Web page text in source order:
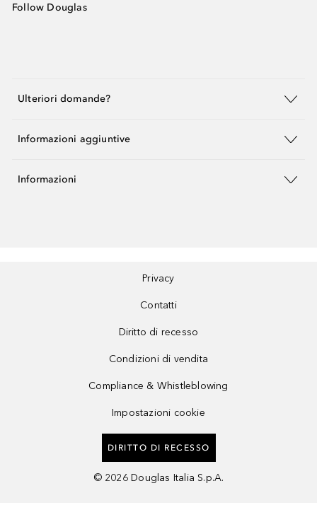
Follow Douglas
Ulteriori domande?
Informazioni aggiuntive
Informazioni
Privacy
Contatti
Diritto di recesso
Condizioni di vendita
Compliance & Whistleblowing
Impostazioni cookie
DIRITTO DI RECESSO
© 2026 Douglas Italia S.p.A.